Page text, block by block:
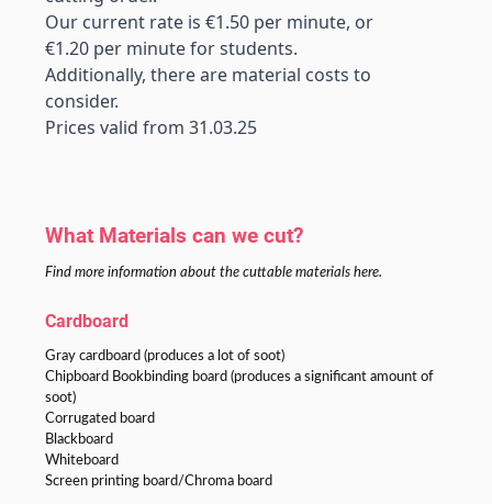
Our current rate is €1.50 per minute, or
€1.20 per minute for students.
Additionally, there are material costs to
consider.
Prices valid from 31.03.25
What Materials can we cut?
Find more information about the cuttable materials here.
Cardboard
Gray cardboard (produces a lot of soot)
Chipboard Bookbinding board (produces a significant amount of
soot)
Corrugated board
Blackboard
Whiteboard
Screen printing board/Chroma board